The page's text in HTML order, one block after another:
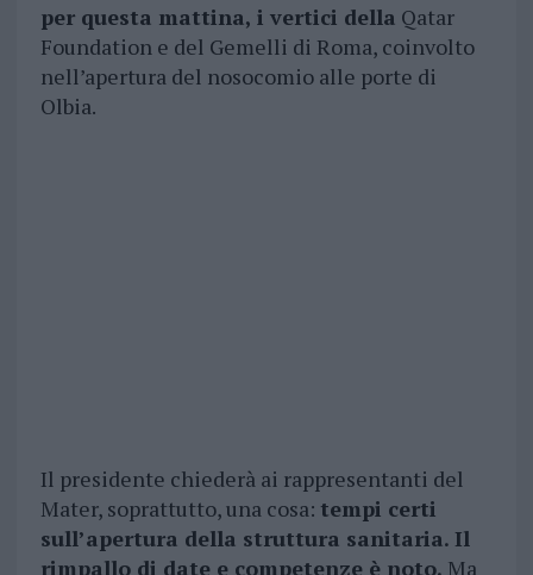
per questa mattina, i vertici della Qatar
Foundation e del Gemelli di Roma, coinvolto
nell’apertura del nosocomio alle porte di
Olbia.
Il presidente chiederà ai rappresentanti del
Mater, soprattutto, una cosa: tempi certi
sull’apertura della struttura sanitaria. Il
rimpallo di date e competenze è noto. Ma